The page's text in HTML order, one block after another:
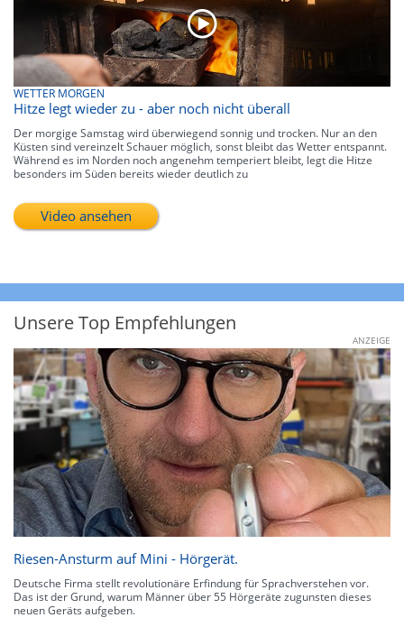
WETTER MORGEN
Hitze legt wieder zu - aber noch nicht überall
Der morgige Samstag wird überwiegend sonnig und trocken. Nur an den
Küsten sind vereinzelt Schauer möglich, sonst bleibt das Wetter entspannt.
Während es im Norden noch angenehm temperiert bleibt, legt die Hitze
besonders im Süden bereits wieder deutlich zu
Video ansehen
Unsere Top Empfehlungen
ANZEIGE
Riesen-Ansturm auf Mini - Hörgerät.
Deutsche Firma stellt revolutionäre Erfindung für Sprachverstehen vor.
Das ist der Grund, warum Männer über 55 Hörgeräte zugunsten dieses
neuen Geräts aufgeben.